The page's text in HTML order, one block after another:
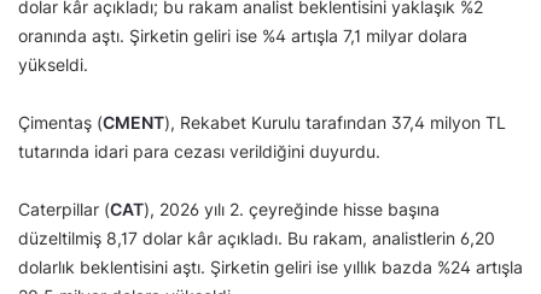
dolar kâr açıkladı; bu rakam analist beklentisini yaklaşık %2
oranında aştı. Şirketin geliri ise %4 artışla 7,1 milyar dolara
yükseldi.
Çimentaş (CMENT), Rekabet Kurulu tarafından 37,4 milyon TL
tutarında idari para cezası verildiğini duyurdu.
Caterpillar (CAT), 2026 yılı 2. çeyreğinde hisse başına
düzeltilmiş 8,17 dolar kâr açıkladı. Bu rakam, analistlerin 6,20
dolarlık beklentisini aştı. Şirketin geliri ise yıllık bazda %24 artışla